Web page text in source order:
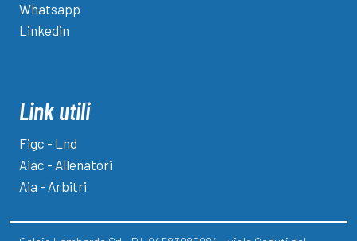
Whatsapp
Linkedin
Link utili
Figc - Lnd
Aiac - Allenatori
Aia - Arbitri